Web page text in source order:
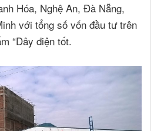
Hóa, Nghệ An, Đà Nẵng,
với tổng số vốn đầu tư trên
“Dây điện tốt.